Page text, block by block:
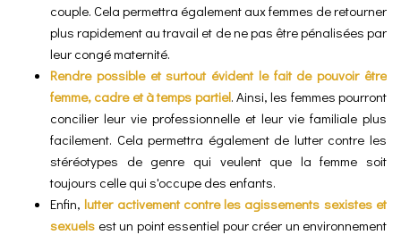
couple. Cela permettra également aux femmes de retourner
plus rapidement au travail et de ne pas être pénalisées par
leur congé maternité.
Rendre possible et surtout évident le fait de pouvoir être
femme, cadre et à temps partiel. Ainsi, les femmes pourront
concilier leur vie professionnelle et leur vie familiale plus
facilement. Cela permettra également de lutter contre les
stéréotypes de genre qui veulent que la femme soit
toujours celle qui s'occupe des enfants.
Enfin, lutter activement contre les agissements sexistes et
sexuels est un point essentiel pour créer un environnement